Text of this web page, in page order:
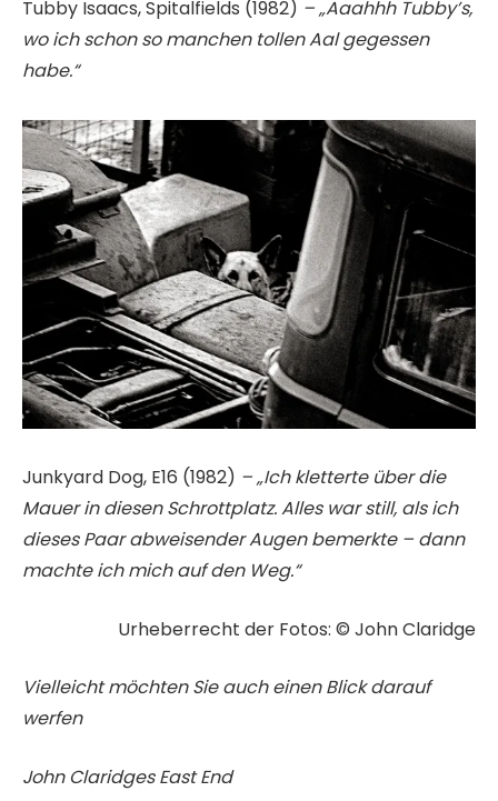
Tubby Isaacs, Spitalfields (1982) – „Aaahhh Tubby’s,
wo ich schon so manchen tollen Aal gegessen
habe.“
Junkyard Dog, E16 (1982) – „Ich kletterte über die
Mauer in diesen Schrottplatz. Alles war still, als ich
dieses Paar abweisender Augen bemerkte – dann
machte ich mich auf den Weg.“
Urheberrecht der Fotos: © John Claridge
Vielleicht möchten Sie auch einen Blick darauf
werfen
John Claridges East End